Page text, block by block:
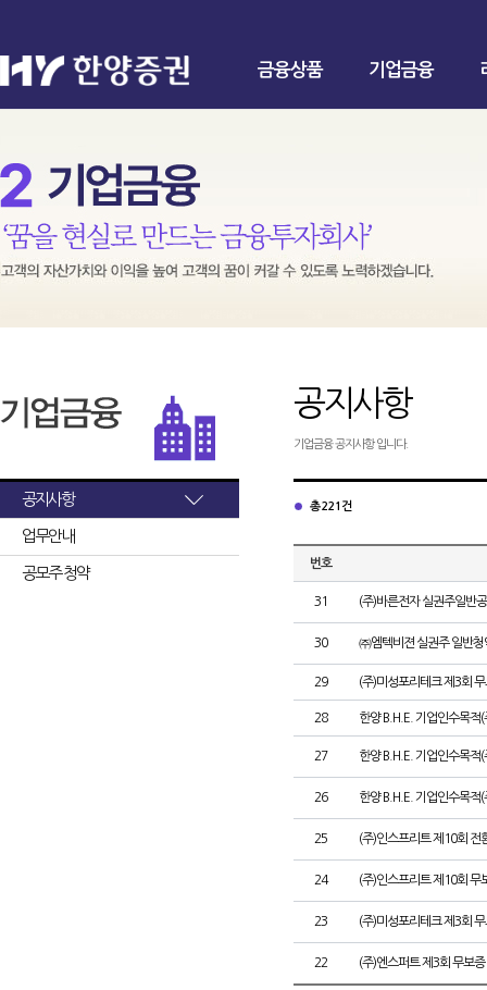
금융상품 기업금융
공지사항
업무안내
공모주 청약
공지사항
기업금융 공지사항 입니다.
총 221건
번호
31 (주)바른전자 실권주일반
30 ㈜엠텍비젼 실권주 일반청
29 (주)미성포리테크 제3회
28 한양 B.H.E. 기업인수목적
27 한양 B.H.E. 기업인수목
26 한양 B.H.E. 기업인수목적
25 (주)인스프리트 제10회 전
24 (주)인스프리트 제10회 무
23 (주)미성포리테크 제3회
22 (주)엔스퍼트 제3회 무보